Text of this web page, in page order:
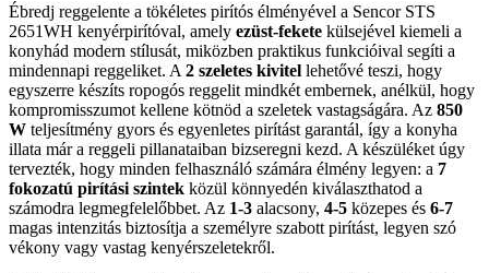
Ébredj reggelente a tökéletes pirítós élményével a Sencor STS
2651WH kenyérpirítóval, amely ezüst-fekete külsejével kiemeli a
konyhád modern stílusát, miközben praktikus funkcióival segíti a
mindennapi reggeliket. A 2 szeletes kivitel lehetővé teszi, hogy
egyszerre készíts ropogós reggelit mindkét embernek, anélkül, hogy
kompromisszumot kellene kötnöd a szeletek vastagságára. Az 850
W teljesítmény gyors és egyenletes pirítást garantál, így a konyha
illata már a reggeli pillanataiban bizseregni kezd. A készüléket úgy
tervezték, hogy minden felhasználó számára élmény legyen: a 7
fokozatú pirítási szintek közül könnyedén kiválaszthatod a
számodra legmegfelelőbbet. Az 1-3 alacsony, 4-5 közepes és 6-7
magas intenzitás biztosítja a személyre szabott pirítást, legyen szó
vékony vagy vastag kenyérszeletekről.